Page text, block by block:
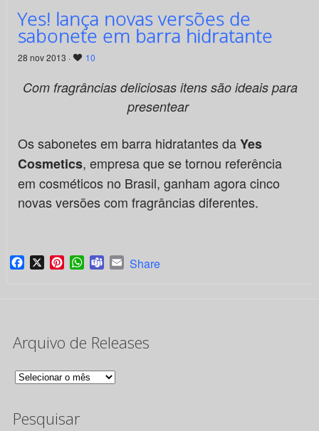
Yes! lança novas versões de
sabonete em barra hidratante
28 nov 2013 · 10
Com fragrâncias deliciosas itens são ideais para
presentear
Os sabonetes em barra hidratantes daYes
Cosmetics, empresa que se tornou referência
em cosméticos no Brasil, ganham agora cinco
novas versões com fragrâncias diferentes.
Facebook
X PinterestWhatsApp
TeamsEmail
Share
Arquivo de Releases
Arquivo
Releases
Pesquisar